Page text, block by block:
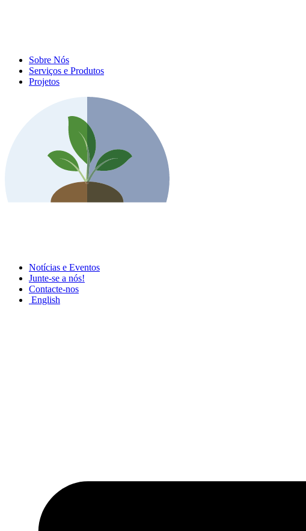
Sobre Nós
Serviços e Produtos
Projetos
Notícias e Eventos
Junte-se a nós!
Contacte-nos
English